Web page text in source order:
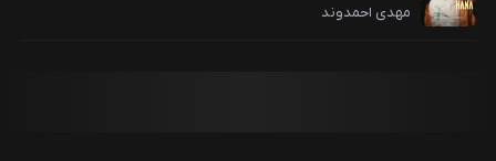
مهدی احمدوند